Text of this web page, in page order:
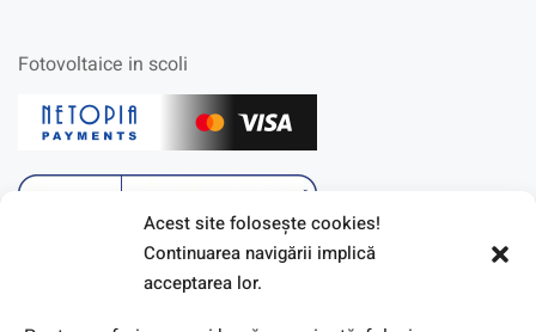
Acest site foloseşte cookies!
Continuarea navigării implică
acceptarea lor.
Fotovoltaice in scoli